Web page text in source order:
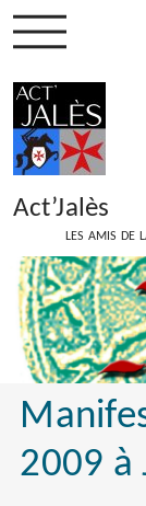
Act’Jalès
LES AMIS DE
2009 à